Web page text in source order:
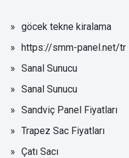
göcek tekne kiralama
https://smm-panel.net/tr
Sanal Sunucu
Sanal Sunucu
Sandviç Panel Fiyatları
Trapez Sac Fiyatları
Çatı Sacı